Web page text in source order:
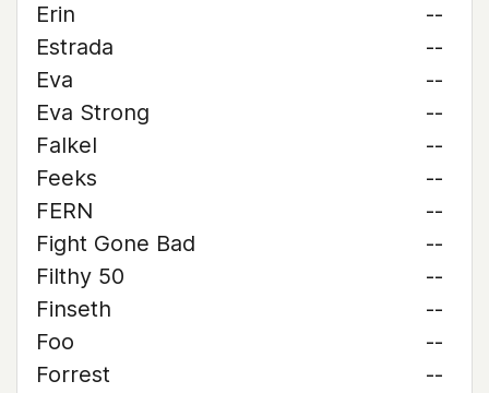
Erin
--
Estrada
--
Eva
--
Eva Strong
--
Falkel
--
Feeks
--
FERN
--
Fight Gone Bad
--
Filthy 50
--
Finseth
--
Foo
--
Forrest
--